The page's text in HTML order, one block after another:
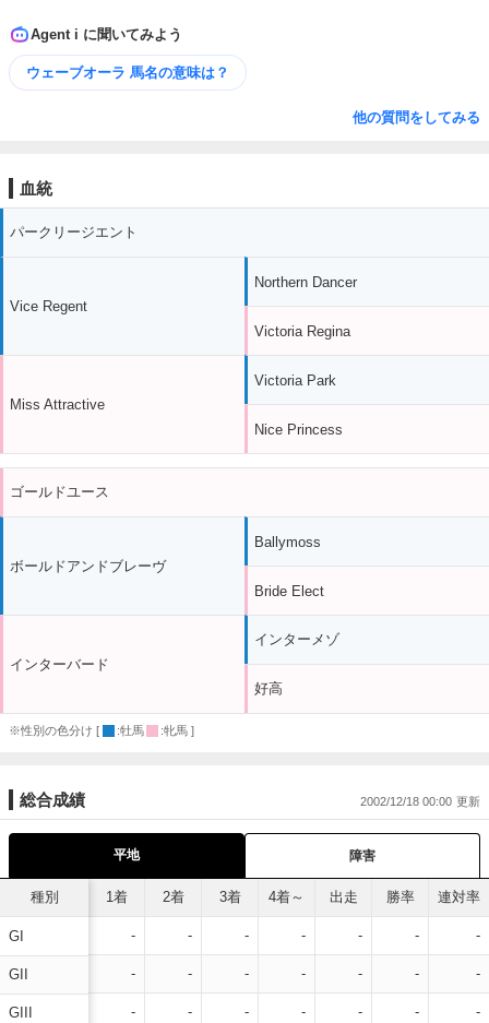
Agent i に聞いてみよう
ウェーブオーラ 馬名の意味は？
他の質問をしてみる
血統
パークリージエント
Vice Regent
Miss Attractive
Northern Dancer
Victoria Regina
Victoria Park
Nice Princess
ゴールドユース
ボールドアンドブレーヴ
インターバード
Ballymoss
Bride Elect
インターメゾ
好高
※性別の色分け [ :牡馬 :牝馬 ]
総合成績 2002/12/18 00:00
平地 障害
種別
GI
GII
GIII
1着 2着 3着 4着～ 出走 勝率 連対率
- - - - - - -
- - - - - - -
- - - - - - -